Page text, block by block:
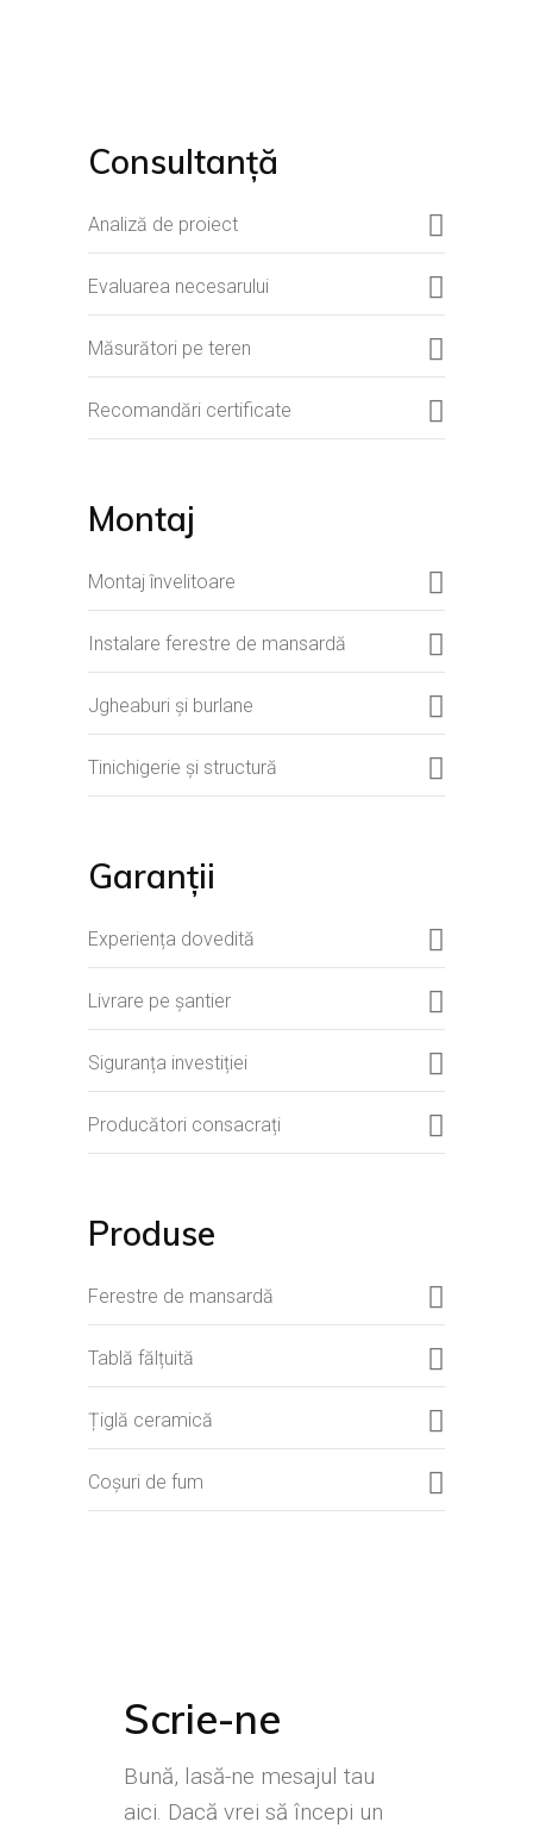
Consultanță
Analiză de proiect
Evaluarea necesarului
Măsurători pe teren
Recomandări certificate
Montaj
Montaj învelitoare
Instalare ferestre de mansardă
Jgheaburi și burlane
Tinichigerie și structură
Garanții
Experiența dovedită
Livrare pe șantier
Siguranța investiției
Producători consacrați
Produse
Ferestre de mansardă
Tablă fălțuită
Țiglă ceramică
Coșuri de fum
Scrie-ne
Bună, lasă-ne mesajul tau
aici. Dacă vrei să începi un